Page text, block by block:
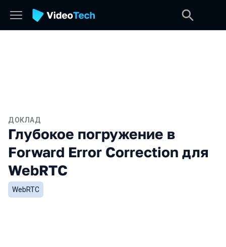
ДОКЛАД
Глубокое погружение в
Forward Error Correction для
WebRTC
WebRTC